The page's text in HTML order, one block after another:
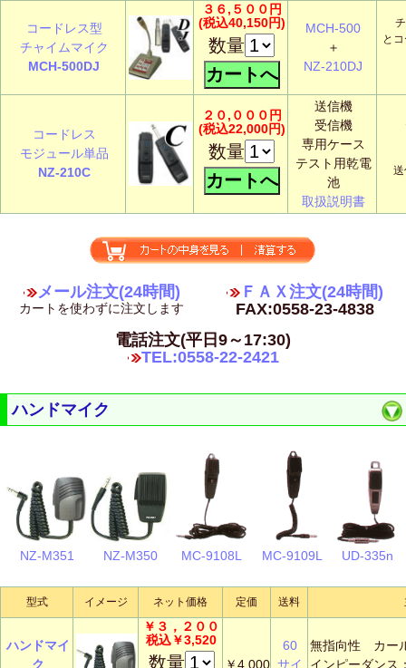
コードレス型
チャイムマイク
MCH-500DJ
３６,５００円
(税込40,150円)
数量
MCH-500
＋
NZ-210DJ
と
コードレス
モジュール単品
NZ-210C
２０,０００円
(税込22,000円)
数量
送信機
受信機
専用ケース
テスト用乾電
池
取扱説明書
メール注文(24時間)
カートを使わずに注文します
ＦＡＸ注文(24時間)
FAX:0558-23-4838
電話注文(平日9～17:30)
TEL:0558-22-2421
ハンドマイク
NZ-M351 NZ-M350 MC-9108L MC-9109L UD-335n
型式 イメージ ネット価格 定価 送料
ハンドマイ
ク
￥３，２００
税込￥3,520
数量 ￥4,000
60
サイ
無指向性 カー
インピーダンス